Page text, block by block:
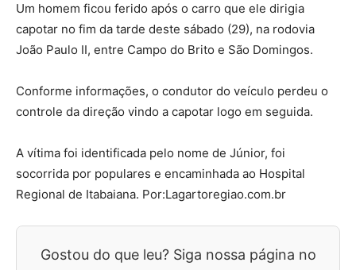
Um homem ficou ferido após o carro que ele dirigia
capotar no fim da tarde deste sábado (29), na rodovia
João Paulo II, entre Campo do Brito e São Domingos.
Conforme informações, o condutor do veículo perdeu o
controle da direção vindo a capotar logo em seguida.
A vítima foi identificada pelo nome de Júnior, foi
socorrida por populares e encaminhada ao Hospital
Regional de Itabaiana. Por:Lagartoregiao.com.br
Gostou do que leu? Siga nossa página no